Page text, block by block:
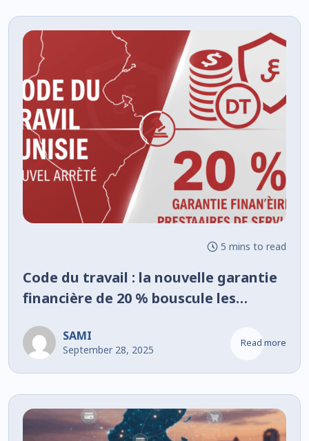
5 mins to read
Code du travail : la nouvelle garantie
financière de 20 % bouscule les
SAMI
September 28, 2025
Read more